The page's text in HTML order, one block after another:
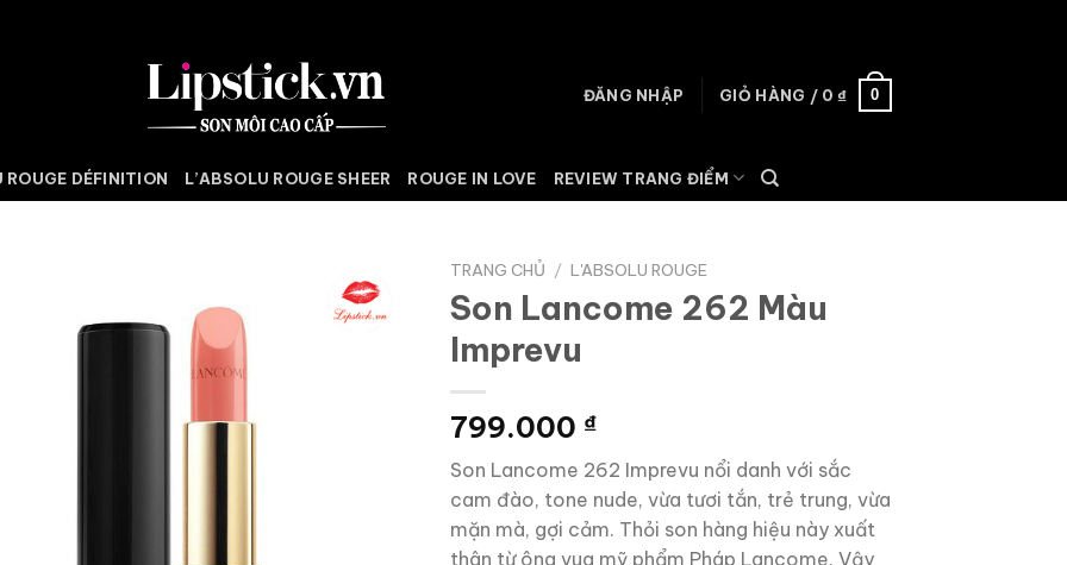
ĐĂNG NHẬP GIỎ HÀNG / 0 ₫ 0
ROUGE DÉFINITION L’ABSOLU ROUGE SHEER ROUGE IN LOVE REVIEW TRANG ĐIỂM
TRANG CHỦ / L'ABSOLU ROUGE
Son Lancome 262 Màu
Imprevu
799.000 ₫
Son Lancome 262 Imprevu nổi danh với sắc
cam đào, tone nude, vừa tươi tắn, trẻ trung, vừa
mặn mà, gợi cảm. Thỏi son hàng hiệu này xuất
thân từ ông vua mỹ phẩm Pháp Lancome. Vậy